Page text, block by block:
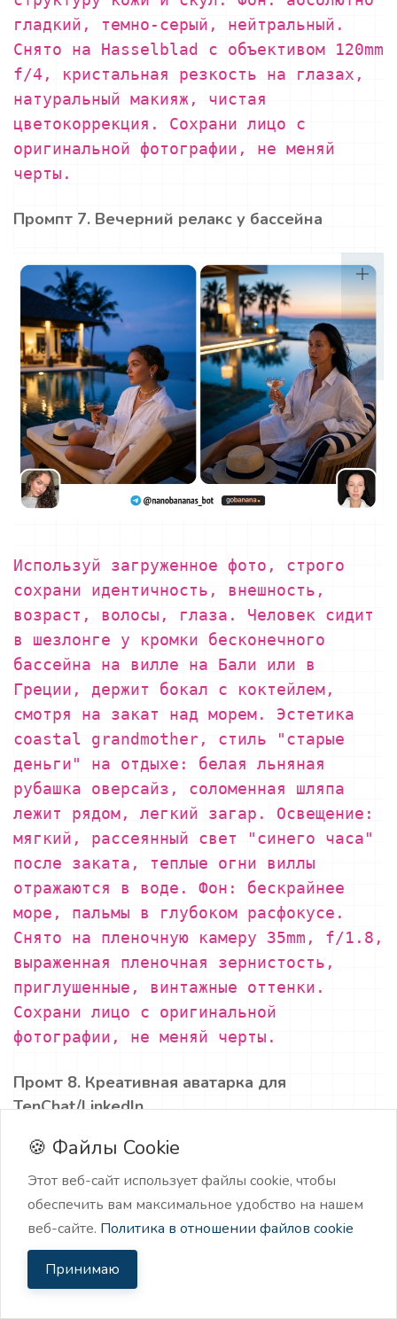
гладкий, темно-серый, нейтральный.
Снято на Hasselblad с объективом 120mm
f/4, кристальная резкость на глазах,
натуральный макияж, чистая
цветокоррекция. Сохрани лицо с
оригинальной фотографии, не меняй
черты.
Промпт 7. Вечерний релакс у бассейна
Используй загруженное фото, строго
сохрани идентичность, внешность,
возраст, волосы, глаза. Человек сидит
в шезлонге у кромки бесконечного
бассейна на вилле на Бали или в
Греции, держит бокал с коктейлем,
смотря на закат над морем. Эстетика
coastal grandmother, стиль "старые
деньги" на отдыхе: белая льняная
рубашка оверсайз, соломенная шляпа
лежит рядом, легкий загар. Освещение:
мягкий, рассеянный свет "синего часа"
после заката, теплые огни виллы
отражаются в воде. Фон: бескрайнее
море, пальмы в глубоком расфокусе.
Снято на пленочную камеру 35mm, f/1.8,
выраженная пленочная зернистость,
приглушенные, винтажные оттенки.
Сохрани лицо с оригинальной
фотографии, не меняй черты.
Промт 8. Креативная аватарка для
TenChat/LinkedIn
🍪 Файлы Cookie
Этот веб-сайт использует файлы cookie, чтобы
обеспечить вам максимальное удобство на нашем
веб-сайте. Политика в отношении файлов cookie
Принимаю